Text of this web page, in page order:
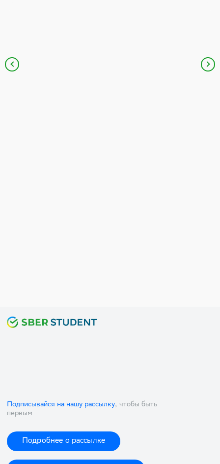
Подписывайся на нашу рассылку, чтобы быть
первым
Подробнее о рассылке